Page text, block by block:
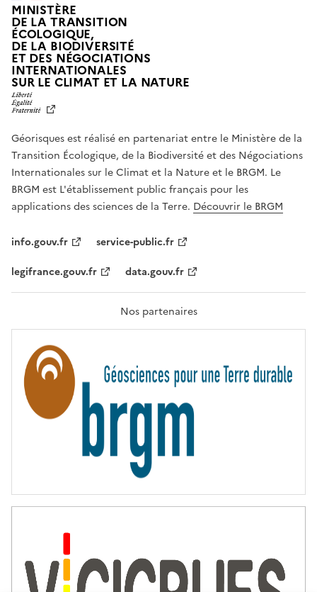
MINISTÈRE
DE LA TRANSITION
ÉCOLOGIQUE,
DE LA BIODIVERSITÉ
ET DES NÉGOCIATIONS
INTERNATIONALES
SUR LE CLIMAT ET LA NATUREL
T
É
,
É
G
A
L
F
A
T
R
T
É
Géorisques est réalisé en partenariat entre le Ministère de la
Transition Écologique, de la Biodiversité et des Négociations
Internationales sur le Climat et la Nature et le BRGM. Le
BRGM est L'établissement public français pour les
applications des sciences de la Terre. Découvrir le BRGM
info.gouv.fr
service-public.fr
legifrance.gouv.fr
data.gouv.fr
Nos partenaires